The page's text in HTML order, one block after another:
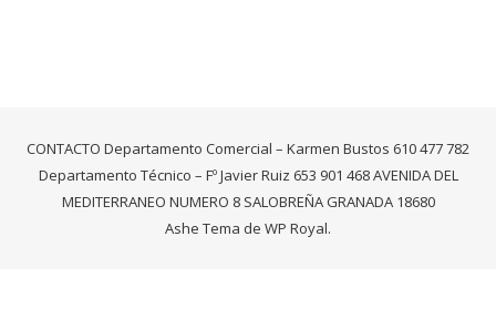
CONTACTO Departamento Comercial – Karmen Bustos 610 477 782
Departamento Técnico – Fº Javier Ruiz 653 901 468 AVENIDA DEL
MEDITERRANEO NUMERO 8 SALOBREÑA GRANADA 18680
Ashe Tema de WP Royal.